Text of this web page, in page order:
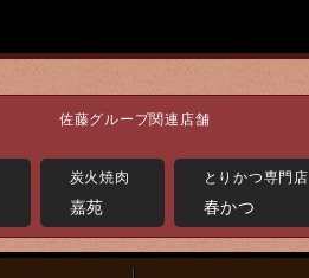
佐藤グループ関連店舗
炭火焼肉
嘉苑
とりかつ専門店
春かつ